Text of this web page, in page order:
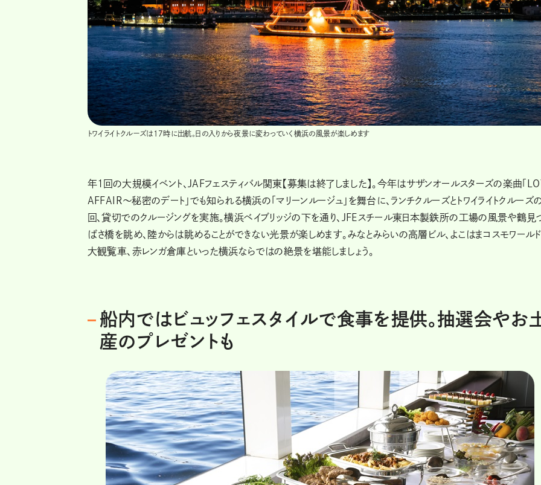
トワイライトクルーズは17時に出航。日の入りから夜景に変わっていく横浜の風景が楽しめます
年1回の大規模イベント、JAFフェスティバル関東【募集は終了しました】。今年はサザンオールスターズの楽曲「
AFFAIR～秘密のデート」でも知られる横浜の「マリーンルージュ」を舞台に、ランチクルーズとトワイライトクルーズ
回、貸切でのクルージングを実施。横浜ベイブリッジの下を通り、JFEスチール東日本製鉄所の工場の風景や鶴見
ばさ橋を眺め、陸からは眺めることができない光景が楽しめます。みなとみらいの高層ビル、よこはまコスモワール
大観覧車、赤レンガ倉庫といった横浜ならではの絶景を堪能しましょう。
船内ではビュッフェスタイルで食事を提供。抽選会やお
産のプレゼントも